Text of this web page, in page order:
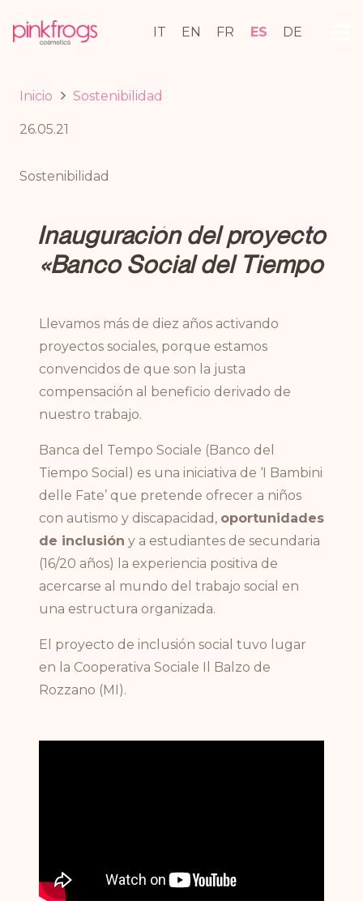
IT EN FR ES DE
Inicio Sostenibilidad
26.05.21
Sostenibilidad
Inauguración del proyecto
«Banco Social del Tiempo
Llevamos más de diez años activando
proyectos sociales, porque estamos
convencidos de que son la justa
compensación al beneficio derivado de
nuestro trabajo.
Banca del Tempo Sociale (Banco del
Tiempo Social) es una iniciativa de ‘I Bambini
delle Fate’ que pretende ofrecer a niños
con autismo y discapacidad, oportunidades
de inclusión y a estudiantes de secundaria
(16/20 años) la experiencia positiva de
acercarse al mundo del trabajo social en
una estructura organizada.
El proyecto de inclusión social tuvo lugar
en la Cooperativa Sociale Il Balzo de
Rozzano (MI).